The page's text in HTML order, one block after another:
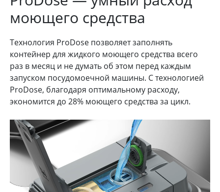
моющего средства
Технология ProDose позволяет заполнять
контейнер для жидкого моющего средства всего
раз в месяц и не думать об этом перед каждым
запуском посудомоечной машины. С технологией
ProDose, благодаря оптимальному расходу,
экономится до 28% моющего средства за цикл.